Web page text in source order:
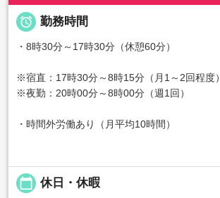
 勤務時間
・8時30分～17時30分（休憩60分）
※宿直：17時30分～8時15分（月1～2回程度）
※夜勤：20時00分～8時00分（週1回）
・時間外労働あり（月平均10時間）
calendar_today 休日・休暇